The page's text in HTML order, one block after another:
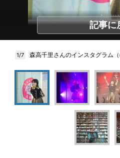
記事に
1/7 森高千里さんのインスタグラム